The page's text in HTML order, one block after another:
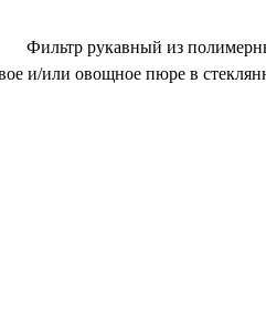
Фильтр рукавный из
и/или овощное пюре в